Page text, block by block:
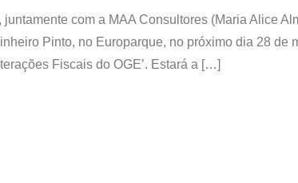
com a MAA Consultores (Maria Alice
Pinto, no Europarque, no próximo dia 28 de
Fiscais do OGE’. Estará a […]